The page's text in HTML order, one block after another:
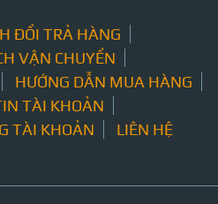
ĐỔI TRẢ HÀNG
VẬN CHUYỂN
HƯỚNG DẪN MUA HÀNG
TÀI KHOẢN
TÀI KHOẢN
LIÊN HỆ